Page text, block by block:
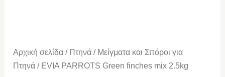
Αρχική σελίδα / Πτηνά / Μείγματα και Σπόροι για
Πτηνά / EVIA PARROTS Green finches mix 2.5kg